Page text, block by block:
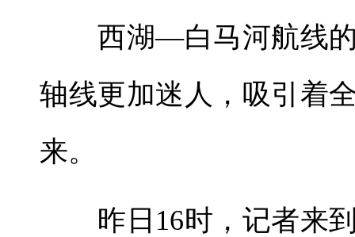
西湖—白马河航线的
轴线更加迷人，吸引着
来。
昨日16时，记者来到